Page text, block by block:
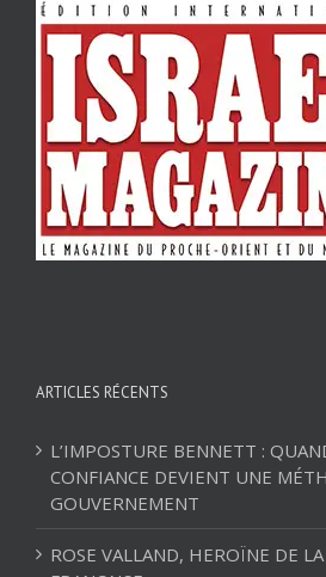
ARTICLES RÉCENTS
L’IMPOSTURE BENNETT :
CONFIANCE DEVIENT UNE
GOUVERNEMENT
ROSE VALLAND, HEROÏNE DE